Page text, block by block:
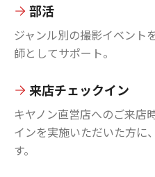
部活
ジャンル別の撮影イベント
師としてサポート。
来店チェックイン
キヤノン直営店へのご来店
インを実施いただいた方に
す。